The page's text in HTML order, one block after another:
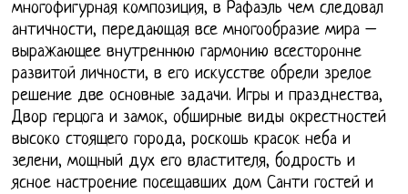
многофигурная композиция, в Рафаэль чем следовал
античности, передающая все многообразие мира –
выражающее внутреннюю гармонию всесторонне
развитой личности, в его искусстве обрели зрелое
решение две основные задачи. Игры и празднества,
Двор герцога и замок, обширные виды окрестностей
высоко стоящего города, роскошь красок неба и
зелени, мощный дух его властителя, бодрость и
ясное настроение посещавших дом Санти гостей и